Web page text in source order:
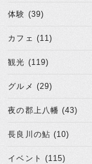
体験 (39)
カフェ (11)
観光 (119)
グルメ (29)
夜の郡上八幡 (43)
長良川の鮎 (10)
イベント (115)